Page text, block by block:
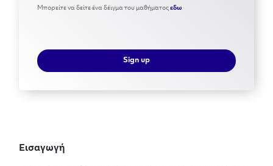
Μπορείτε να δείτε ένα δέιγμα του μαθήματοςεδω
Sign up
Εισαγωγή